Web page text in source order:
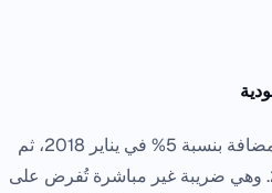
أدخلت المملكة ضريبة القيمة المضافة بنسبة 5% في يناير 2018، ثم
رُفعت إلى 15% في يوليو 2020. وهي ضريبة غير مباشرة تُفرض على